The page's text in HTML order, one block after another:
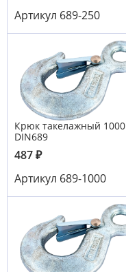
Артикул 689-250
Крюк такелажный 1000
DIN689
487₽
Артикул 689-1000